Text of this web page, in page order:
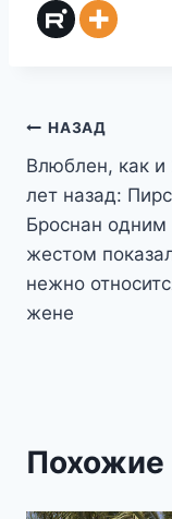
Навигация
по
записям
НАЗАД
Влюблен, как и
лет назад: Пирс
Броснан одним
жестом
нежно
жене
Похожие